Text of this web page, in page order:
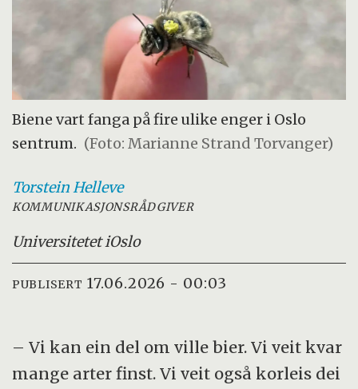
Biene vart fanga på fire ulike enger i Oslo
sentrum. (Foto: Marianne Strand Torvanger)
TorsteinHelleve
KOMMUNIKASJONSRÅDGIVER
Universitetet iOslo
PUBLISERT 17.06.2026 - 00:03
– Vi kan ein del om ville bier. Vi veit kvar
mange arter finst. Vi veit også korleis dei